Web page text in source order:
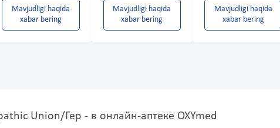
Mavjudligi haqida
xabar bering
Mavjudligi haqida
xabar bering
Mavjudligi haqida
xabar bering
Union/Гер - в онлайн-аптеке OXYmed